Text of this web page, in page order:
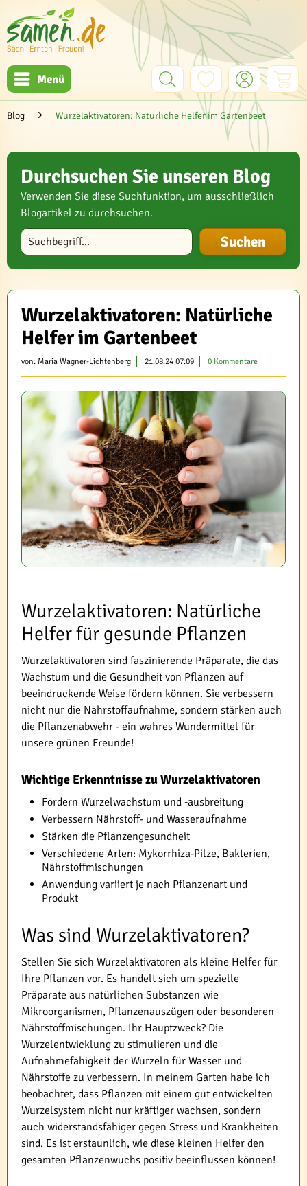
Menü
Blog Wurzelaktivatoren: Natürliche Helfer im Gartenbeet
Durchsuchen Sie unseren Blog
Verwenden Sie diese Suchfunktion, um ausschließlich
Blogartikel zu durchsuchen.
Blog durchsuchen
Wurzelaktivatoren: Natürliche
Helfer im Gartenbeet
von: Maria Wagner-Lichtenberg 21.08.24 07:09 0 Kommentare
Wurzelaktivatoren: Natürliche
Helfer für gesunde Pflanzen
Wurzelaktivatoren sind faszinierende Präparate, die das
Wachstum und die Gesundheit von Pflanzen auf
beeindruckende Weise fördern können. Sie verbessern
nicht nur die Nährstoffaufnahme, sondern stärken auch
die Pflanzenabwehr - ein wahres Wundermittel für
unsere grünen Freunde!
Wichtige Erkenntnisse zu Wurzelaktivatoren
Fördern Wurzelwachstum und -ausbreitung
Verbessern Nährstoff- und Wasseraufnahme
Stärken die Pflanzengesundheit
Verschiedene Arten: Mykorrhiza-Pilze, Bakterien,
Nährstoffmischungen
Anwendung variiert je nach Pflanzenart und
Produkt
Was sind Wurzelaktivatoren?
Stellen Sie sich Wurzelaktivatoren als kleine Helfer für
Ihre Pflanzen vor. Es handelt sich um spezielle
Präparate aus natürlichen Substanzen wie
Mikroorganismen, Pflanzenauszügen oder besonderen
Nährstoffmischungen. Ihr Hauptzweck? Die
Wurzelentwicklung zu stimulieren und die
Aufnahmefähigkeit der Wurzeln für Wasser und
Nährstoffe zu verbessern. In meinem Garten habe ich
beobachtet, dass Pflanzen mit einem gut entwickelten
Wurzelsystem nicht nur kräftiger wachsen, sondern
auch widerstandsfähiger gegen Stress und Krankheiten
sind. Es ist erstaunlich, wie diese kleinen Helfer den
gesamten Pflanzenwuchs positiv beeinflussen können!